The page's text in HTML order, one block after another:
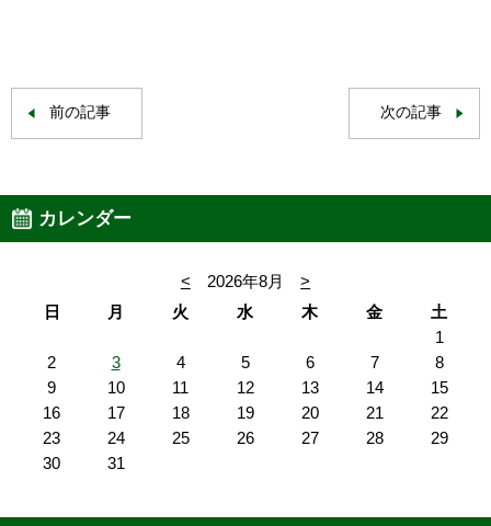
前の記事 次の記事
カレンダー
< 2026年8月
>
日
月 火 水 木 金
土
1
2
3 4 5 6 7
8
9
10 11 12 13 14
15
16
17 18 19 20 21
22
23
24 25 26 27 28
29
30
31